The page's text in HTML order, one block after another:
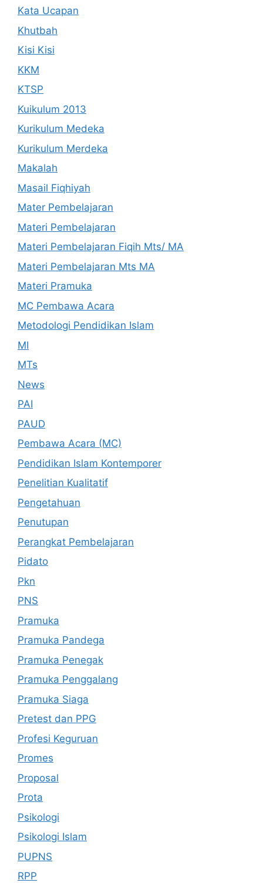
Kata Ucapan
Khutbah
Kisi Kisi
KKM
KTSP
Kuikulum 2013
Kurikulum Medeka
Kurikulum Merdeka
Makalah
Masail Fiqhiyah
Mater Pembelajaran
Materi Pembelajaran
Materi Pembelajaran Fiqih Mts/ MA
Materi Pembelajaran Mts MA
Materi Pramuka
MC Pembawa Acara
Metodologi Pendidikan Islam
MI
MTs
News
PAI
PAUD
Pembawa Acara (MC)
Pendidikan Islam Kontemporer
Penelitian Kualitatif
Pengetahuan
Penutupan
Perangkat Pembelajaran
Pidato
Pkn
PNS
Pramuka
Pramuka Pandega
Pramuka Penegak
Pramuka Penggalang
Pramuka Siaga
Pretest dan PPG
Profesi Keguruan
Promes
Proposal
Prota
Psikologi
Psikologi Islam
PUPNS
RPP